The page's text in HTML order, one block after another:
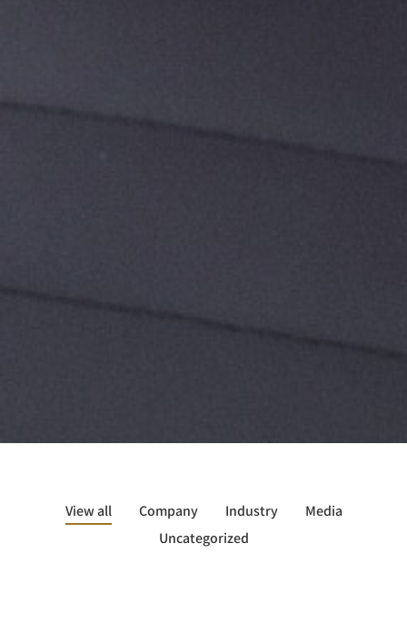
View all Company Industry
Media
Uncategorized